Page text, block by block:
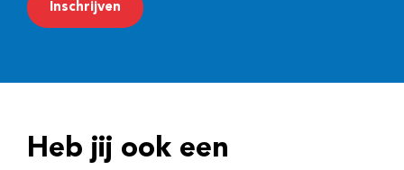
a
r
Inschrijven
Heb jij ook een